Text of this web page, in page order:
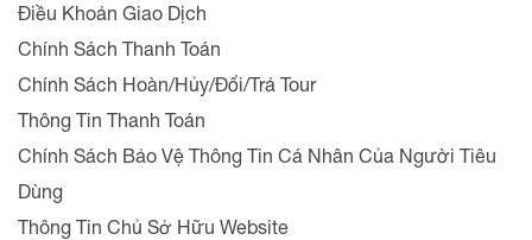
Điều Khoản Giao Dịch
Chính Sách Thanh Toán
Chính Sách Hoàn/Hủy/Đổi/Trả Tour
Thông Tin Thanh Toán
Chính Sách Bảo Vệ Thông Tin Cá Nhân Của Người Tiêu
Dùng
Thông Tin Chủ Sở Hữu Website